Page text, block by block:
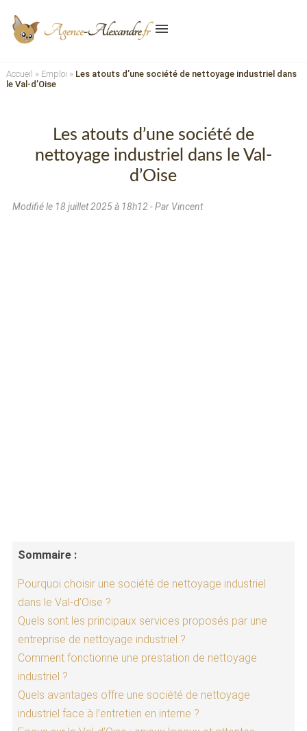
menu
Accueil » Emploi » Les atouts d’une société de nettoyage industriel dans
le Val-d’Oise
Les atouts d’une société de
nettoyage industriel dans le Val-
d’Oise
Modifié le 18 juillet 2025 à 18h12 - Par Vincent
Sommaire :
Pourquoi choisir une société de nettoyage industriel
dans le Val-d’Oise ?
Quels sont les principaux services proposés par une
entreprise de nettoyage industriel ?
Comment fonctionne une prestation de nettoyage
industriel ?
Quels avantages offre une société de nettoyage
industriel face à l’entretien en interne ?